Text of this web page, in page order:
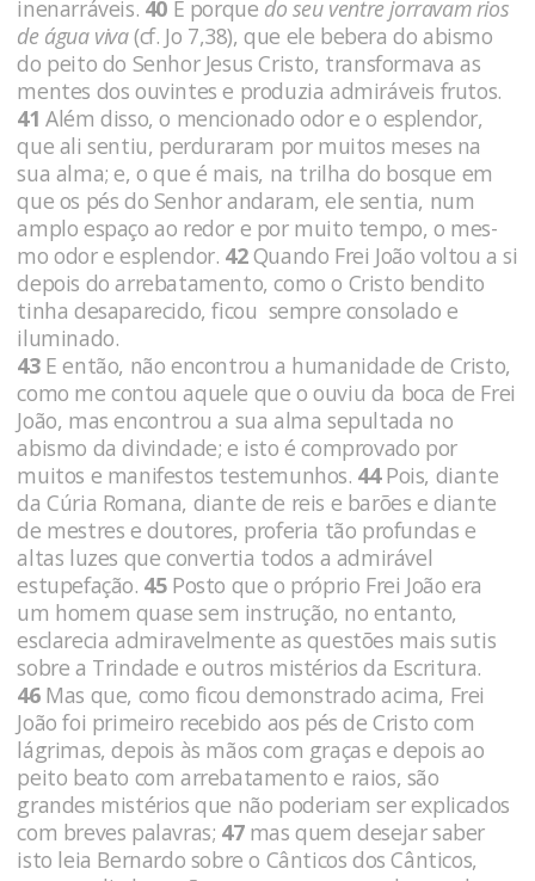
inenarráveis. 40 E porque do seu ventre jorravam rios
de água viva(cf. Jo 7,38), que ele bebera do abismo
do peito do Senhor Jesus Cristo, transformava as
mentes dos ouvintes e pro­duzia admiráveis frutos.
41 Além disso, o mencionado odor e o esplendor,
que ali sentiu, perduraram por muitos meses na
sua alma; e, o que é mais, na trilha do bosque em
que os pés do Senhor andaram, ele sentia, num
amplo espaço ao redor e por muito tempo, o mes­
mo odor e esplendor. 42Quando Frei João voltou a si
depois do arrebatamento, como o Cristo bendito
tinha desaparecido, ficou sempre consolado e
iluminado.
43E então, não encontrou a humanidade de Cristo,
como me contou aquele que o ouviu da boca de Frei
João, mas encontrou a sua alma sepultada no
abismo da divinda­de; e isto é comprovado por
muitos e manifestos testemunhos. 44Pois, diante
da Cúria Romana, diante de reis e barões e diante
de mes­tres e doutores, proferia tão profundas e
altas luzes que convertia todos a admirável
estupefação. 45Posto que o próprio Frei João era
um homem quase sem instrução, no entanto,
esclarecia admira­velmente as questões mais sutis
sobre a Trindade e outros misté­rios da Escritura.
46Mas que, como ficou demonstrado acima, Frei
João foi primeiro recebido aos pés de Cristo com
lágrimas, depois às mãos com graças e depois ao
peito beato com arrebatamento e raios, são
grandes mistérios que não poderiam ser explicados
com bre­ves palavras; 47mas quem desejar saber
isto leia Bernardo sobre o Cânticos dos Cânticos,